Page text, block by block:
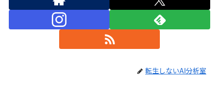
転生しないAI分析室